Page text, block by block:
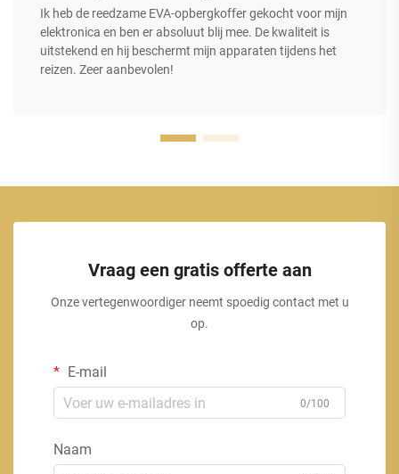
Ik heb de reedzame EVA-opbergkoffer gekocht voor mijn
elektronica en ben er absoluut blij mee. De kwaliteit is
uitstekend en hij beschermt mijn apparaten tijdens het
reizen. Zeer aanbevolen!
Vraag een gratis offerte aan
Onze vertegenwoordiger neemt spoedig contact met u
op.
E-mail
0/100
Naam